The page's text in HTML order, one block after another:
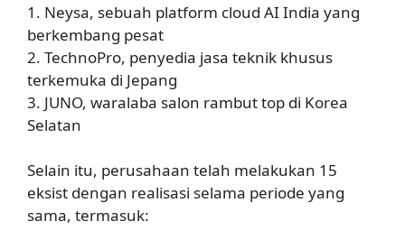
1. Neysa, sebuah platform cloud AI India yang
berkembang pesat
2. TechnoPro, penyedia jasa teknik khusus
terkemuka di Jepang
3. JUNO, waralaba salon rambut top di Korea
Selatan
Selain itu, perusahaan telah melakukan 15
eksist dengan realisasi selama periode yang
sama, termasuk: